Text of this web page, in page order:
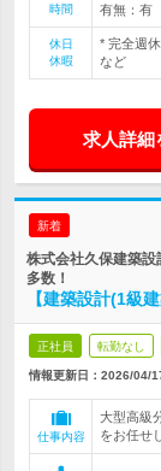
時間
有無：有
休日
休暇
* 完全週
など
求人詳細
新着
株式会社久保建築
多数！
【建築設計(1級
正社員 転勤なし
情報更新日：2026/04/
仕事内容
大型高級
をお任せ